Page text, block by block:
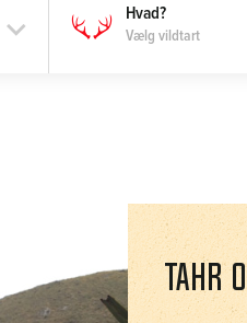
Vælg vildtart
Tahr